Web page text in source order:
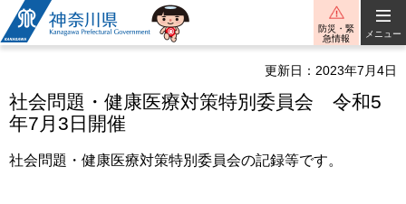
神奈川県
防災・緊
急情報
メニュー
更新日：2023年7月4日
社会問題・健康医療対策特別委員会 令和5
年7月3日開催
社会問題・健康医療対策特別委員会の記録等です。